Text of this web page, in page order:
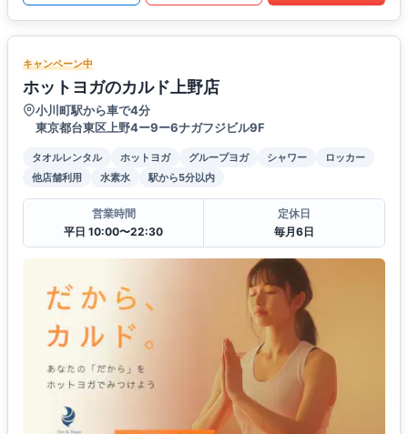
キャンペーン中
ホットヨガのカルド上野店
小川町駅から車で4分
東京都台東区上野4ー9ー6ナガフジビル9F
タオルレンタル ホットヨガ グループヨガ シャワー
ロッカー
他店舗利用
水素水 駅から5分以内
営業時間
平日 10:00〜22:30
定休日
毎月6日